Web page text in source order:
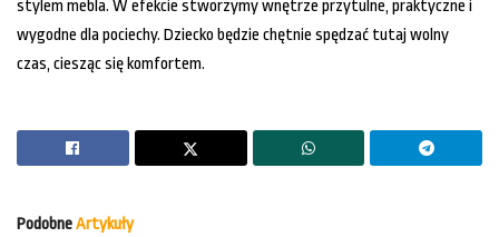
stylem mebla. W efekcie stworzymy wnętrze przytulne, praktyczne i
wygodne dla pociechy. Dziecko będzie chętnie spędzać tutaj wolny
czas, ciesząc się komfortem.
PodobneArtykuły